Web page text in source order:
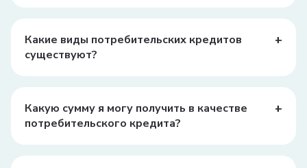
Какие виды потребительских кредитов
существуют?
+
медицинские услуги.
Какую сумму я могу получить в качестве
потребительского кредита?
+